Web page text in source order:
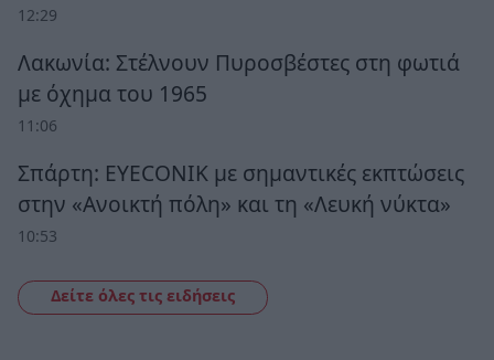
12:29
Λακωνία: Στέλνουν Πυροσβέστες στη φωτιά
με όχημα του 1965
11:06
Σπάρτη: EYECONIK με σημαντικές εκπτώσεις
στην «Ανοικτή πόλη» και τη «Λευκή νύκτα»
10:53
Δείτε όλες τις ειδήσεις